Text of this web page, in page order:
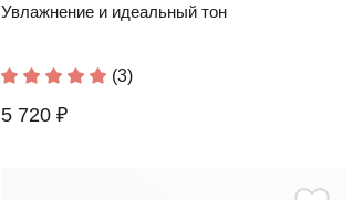
Увлажнение и идеальный тон
(3)
5 720 ₽